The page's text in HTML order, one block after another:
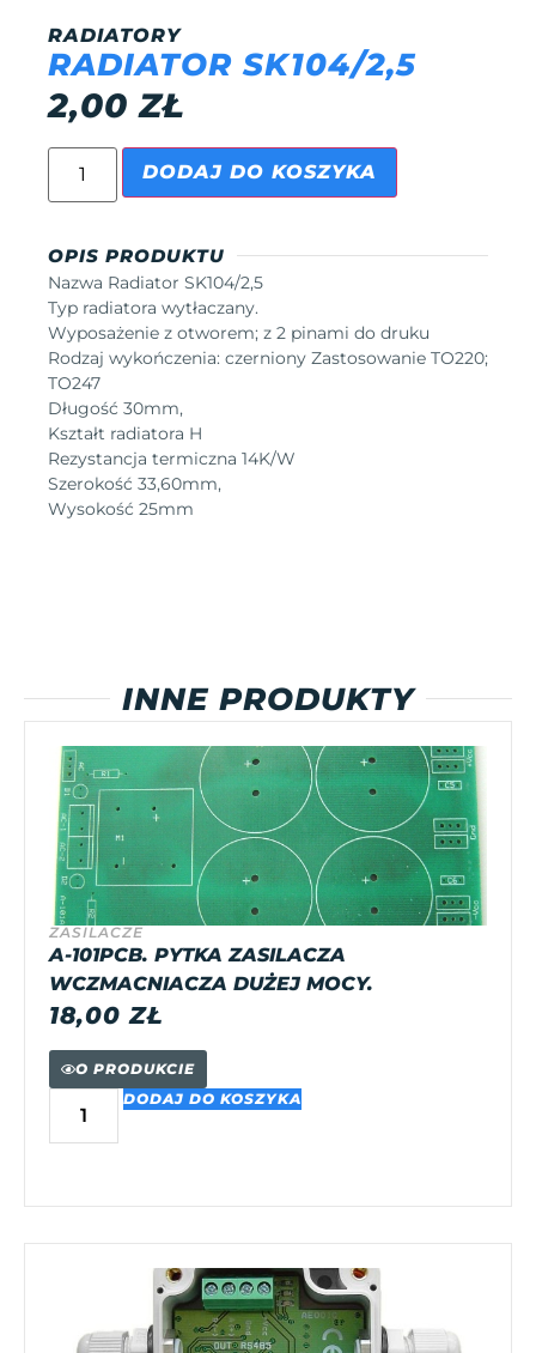
RADIATORY
RADIATOR SK104/2,5
2,00ZŁ
DODAJ DO KOSZYKA
OPIS PRODUKTU
Nazwa Radiator SK104/2,5
Typ radiatora wytłaczany.
Wyposażenie z otworem; z 2 pinami do druku
Rodzaj wykończenia: czerniony Zastosowanie TO220;
TO247
Długość 30mm,
Kształt radiatora H
Rezystancja termiczna 14K/W
Szerokość 33,60mm,
Wysokość 25mm
INNE PRODUKTY
ZASILACZE
A-101PCB. PYTKA ZASILACZA
WCZMACNIACZA DUŻEJ MOCY.
18,00ZŁ
O PRODUKCIE
DODAJ DO KOSZYKA